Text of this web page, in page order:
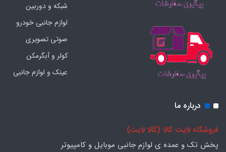
شبکه و دوربین
لوازم جانبی خودرو
صوتی تصویری
کولر و آبگرمکن
عینک و لوازم جانبی
درباره ما
فروشگاه لایت کالا (کالا لایت)
پخش تک و عمده ی لوازم جانبی موبایل و کامپیوتر